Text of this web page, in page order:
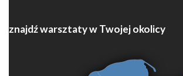
znajdź warsztaty w Twojej okolicy